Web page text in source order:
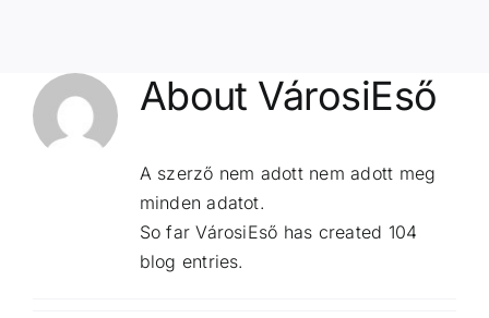
About VárosiEső
A szerző nem adott nem adott meg
minden adatot.
So far VárosiEső has created 104
blog entries.